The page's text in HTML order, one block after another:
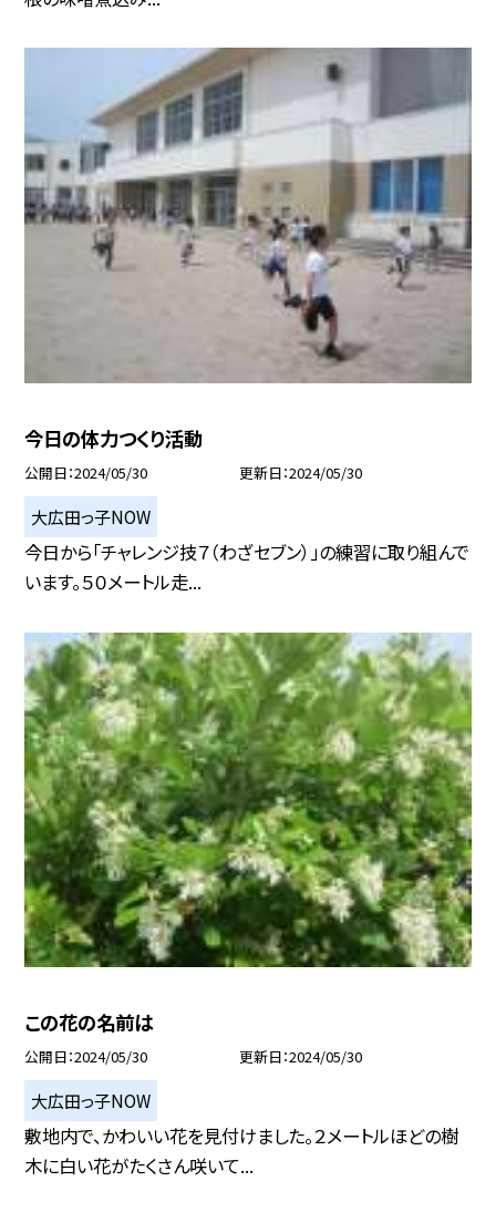
今日の体力つくり活動
公開日 2024/05/30 更新日 2024/05/30
大広田っ子NOW
今日から「チャレンジ技７（わざセブン）」の練習に取り組んで
います。５０メートル走...
この花の名前は
公開日 2024/05/30 更新日 2024/05/30
大広田っ子NOW
敷地内で、かわいい花を見付けました。２メートルほどの樹
木に白い花がたくさん咲いて...